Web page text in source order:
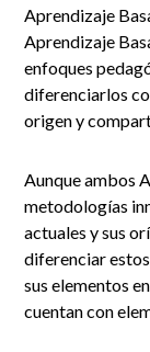
Aprendizaje
Aprendizaje
enfoques
diferenciarlos
origen y
Aunque ambos
metodologías
actuales y sus
diferenciar
sus elementos
cuentan con